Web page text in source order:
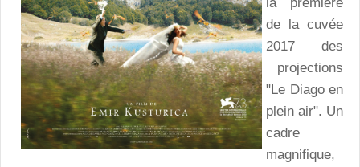
de la cuvée
2017 des
projections
"Le Diago en
plein air". Un
cadre
magnifique,